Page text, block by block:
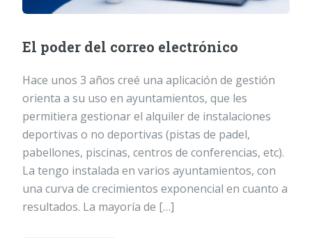
El poder del correo electrónico
Hace unos 3 años creé una aplicación de gestión
orienta a su uso en ayuntamientos, que les
permitiera gestionar el alquiler de instalaciones
deportivas o no deportivas (pistas de padel,
pabellones, piscinas, centros de conferencias, etc).
La tengo instalada en varios ayuntamientos, con
una curva de crecimientos exponencial en cuanto a
resultados. La mayoría de […]